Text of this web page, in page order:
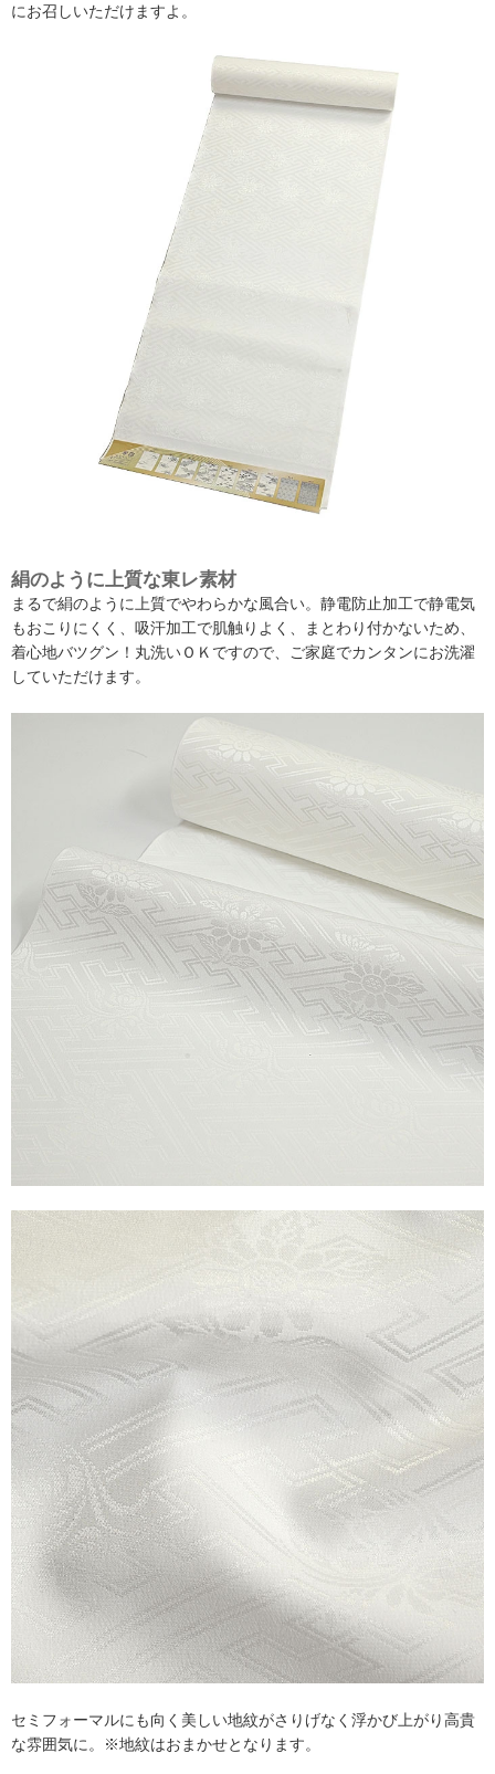
にお召しいただけますよ。
絹のように上質な東レ素材
まるで絹のように上質でやわらかな風合い。静電防止加工で静電気
もおこりにくく、吸汗加工で肌触りよく、まとわり付かないため、
着心地バツグン！丸洗いＯＫですので、ご家庭でカンタンにお洗濯
していただけます。
セミフォーマルにも向く美しい地紋がさりげなく浮かび上がり高貴
な雰囲気に。※地紋はおまかせとなります。